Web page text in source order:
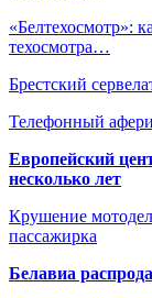
«Белтехосмотр»:
техосмотра…
Брестский
Телефонный
Европейский
несколько лет
Крушение
пассажирка
Белавиа